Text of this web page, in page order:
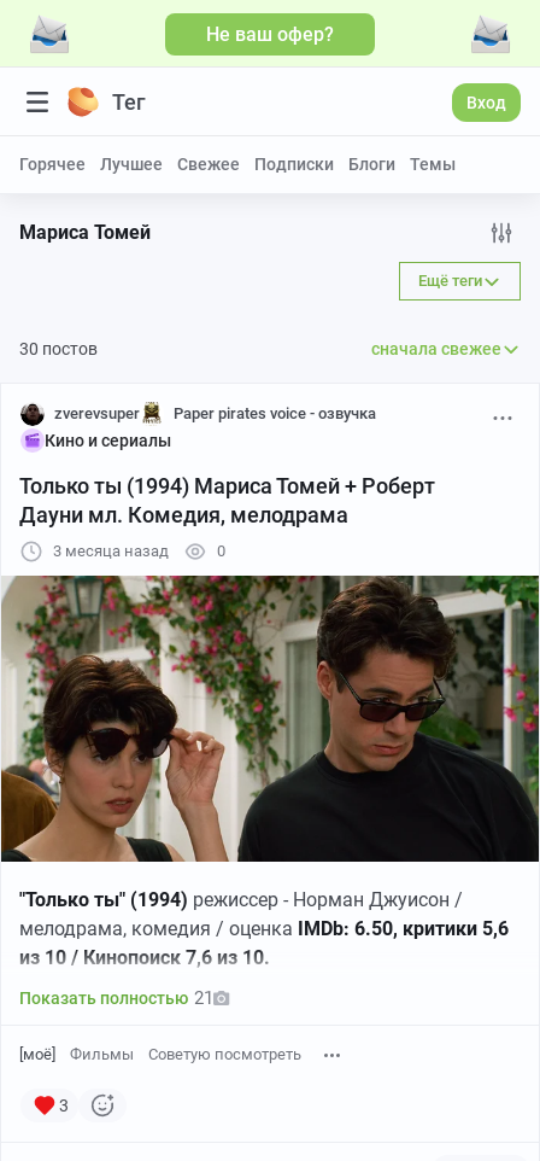
Не ваш офер?
Тег Вход
Горячее Лучшее Свежее Подписки Блоги Темы
Мариса Томей
Ещё теги
30 постов сначала свежее
zverevsuper Paper pirates voice - озвучка
Кино и сериалы
Только ты (1994) Мариса Томей + Роберт
Дауни мл. Комедия, мелодрама
3 месяца назад 0
"Только ты" (1994) режиссер - Норман Джуисон /
мелодрама, комедия / оценка IMDb: 6.50, критики 5,6
из 10 / Кинопоиск 7,6 из 10.
Показать полностью 21
[моё] Фильмы Советую посмотреть
3
Больше видео